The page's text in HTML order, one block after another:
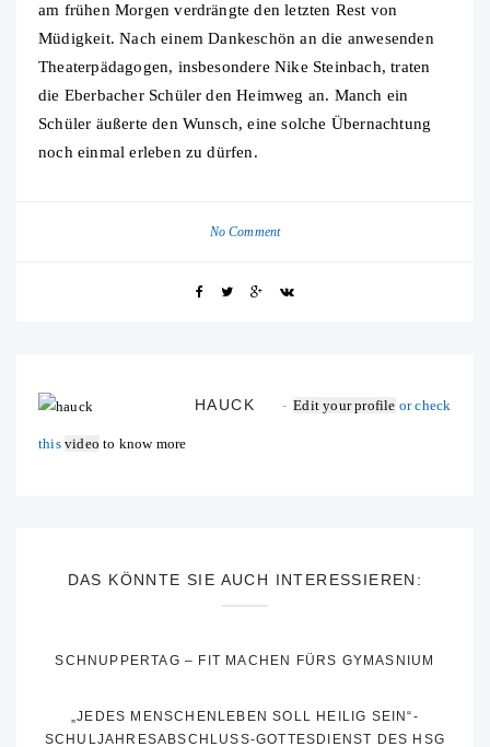
am frühen Morgen verdrängte den letzten Rest von
Müdigkeit. Nach einem Dankeschön an die anwesenden
Theaterpädagogen, insbesondere Nike Steinbach, traten
die Eberbacher Schüler den Heimweg an. Manch ein
Schüler äußerte den Wunsch, eine solche Übernachtung
noch einmal erleben zu dürfen.
No Comment
HAUCK Edit your profile or check
this video to know more
DAS KÖNNTE SIE AUCH INTERESSIEREN:
SCHNUPPERTAG – FIT MACHEN FÜRS GYMASNIUM
„JEDES MENSCHENLEBEN SOLL HEILIG SEIN“-
SCHULJAHRESABSCHLUSS-GOTTESDIENST DES HSG